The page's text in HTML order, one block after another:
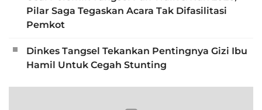
Pilar Saga Tegaskan Acara Tak Difasilitasi
Pemkot
Dinkes Tangsel Tekankan Pentingnya Gizi Ibu
Hamil Untuk Cegah Stunting